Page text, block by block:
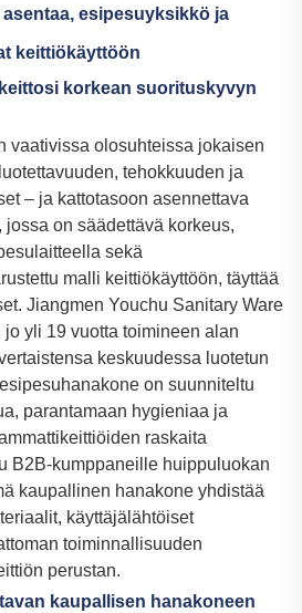
esipesuyksikkö ja
keittiökäyttöön
korkean suorituskyvyn
vaativissa olosuhteissa jokaisen
tehokkuuden ja
– ja kattotasoon asennettava
on säädettävä korkeus,
sekä
malli keittiökäyttöön, täyttää
Jiangmen Youchu Sanitary Ware
yli 19 vuotta toimineen alan
keskuudessa luotetun
on suunniteltu
parantamaan hygieniaa ja
raskaita
B2B-kumppaneille huippuluokan
kaupallinen hanakone yhdistää
käyttäjälähtöiset
toiminnallisuuden
perustan.
kaupallisen hanakoneen